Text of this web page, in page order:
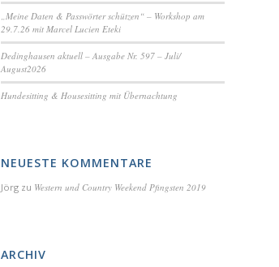
„Meine Daten & Passwörter schützen“ – Workshop am
29.7.26 mit Marcel Lucien Eteki
Dedinghausen aktuell – Ausgabe Nr. 597 – Juli/
August2026
Hundesitting & Housesitting mit Übernachtung
NEUESTE KOMMENTARE
Jörg zu Western und Country Weekend Pfingsten 2019
ARCHIV